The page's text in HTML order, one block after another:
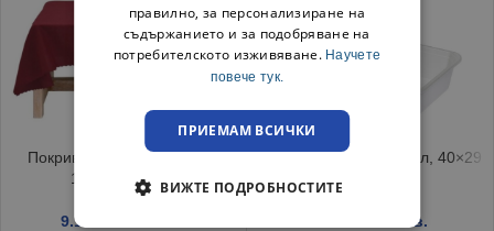
Покривка за маса Тринити
150/220 Бордо
9.19
Пластмасова тава 7.3 л, 40×29
/ 6.63 лв.
правилно, за персонализиране на
съдържанието и за подобряване на
потребителското изживяване. Научете
повече тук.
ПРИЕМАМ ВСИЧКИ
ВИЖТЕ ПОДРОБНОСТИТЕ